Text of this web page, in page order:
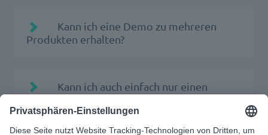
d-
velop.de/datenschutz
Kann ich eine Demo zu mehreren
Produkten erhalten?
Kann ich auch einfach nur einen